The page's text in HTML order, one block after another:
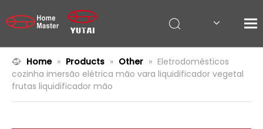
Home » Products » Other » Eletrodomésticos
cozinha imersão elétrica mão vara liquidificador vegetal
frutas liquidificador mão